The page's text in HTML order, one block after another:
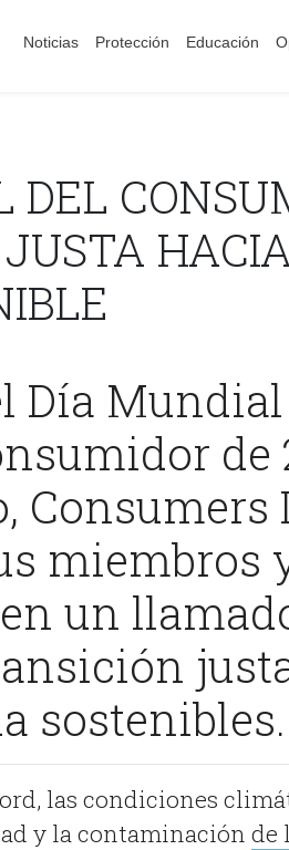
Noticias Protección Educación
Día
de
miembros
un
sostenibles.
las condiciones
y la contaminación de